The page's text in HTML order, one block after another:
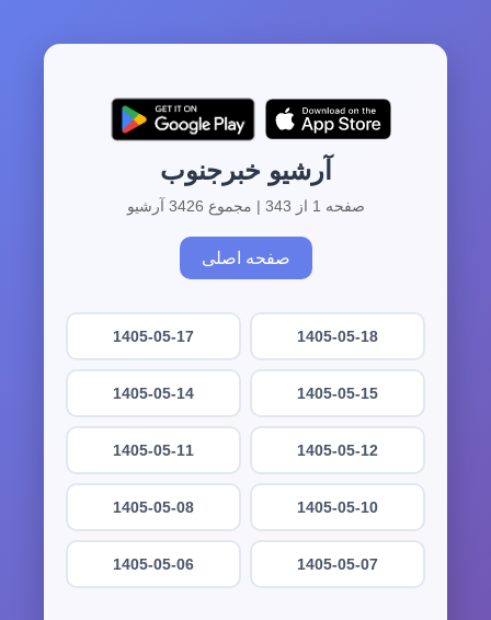
آرشیو خبرجنوب
صفحه 1 از 343 | مجموع 3426 آرشیو
صفحه اصلی
1405-05-18
1405-05-17
1405-05-15
1405-05-14
1405-05-12
1405-05-11
1405-05-10
1405-05-08
1405-05-07
1405-05-06